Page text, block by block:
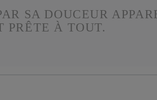
SA DOUCEUR
PRÊTE À TOUT.